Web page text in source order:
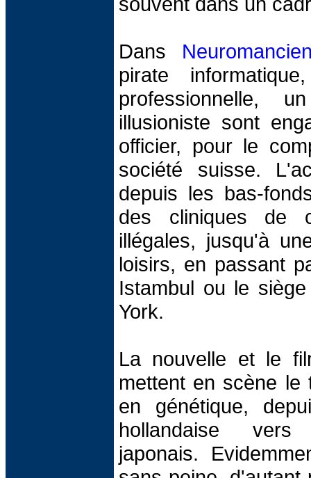
Dans
pirate
professionnelle,
illusioniste sont
officier, pour le
société suisse.
depuis les bas-
des cliniques de
illégales, jusqu'à
loisirs, en passant
Istambul ou le
York.
La nouvelle et le
mettent en scène le
en génétique,
hollandaise
japonais.